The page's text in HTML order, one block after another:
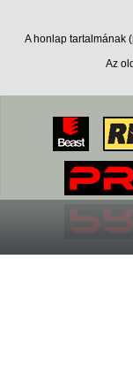
A honlap tartalmának
Az